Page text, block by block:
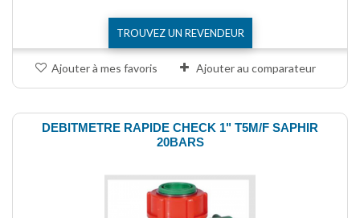
TROUVEZ UN REVENDEUR
Ajouter à mes favoris Ajouter au comparateur
DEBITMETRE RAPIDE CHECK 1" T5M/F SAPHIR
20BARS